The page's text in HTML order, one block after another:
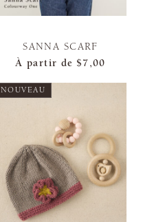
SANNA SCARF
À partir de $7,00
NOUVEAU